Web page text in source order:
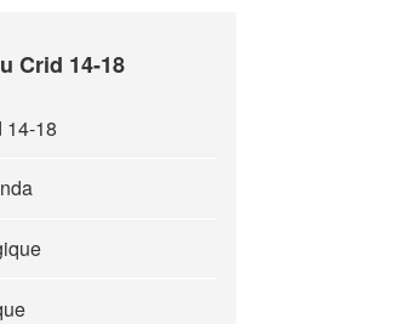
Crid 14-18
14-18